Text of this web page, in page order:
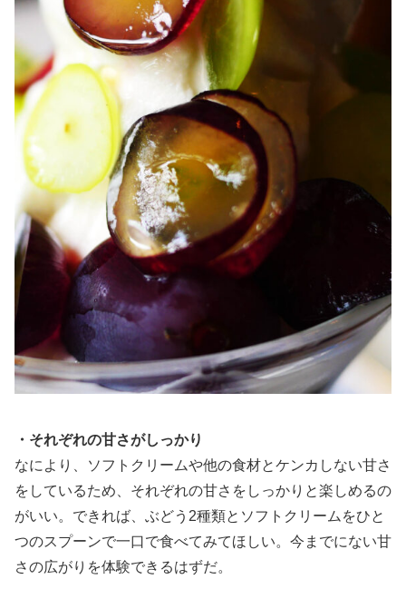
・それぞれの甘さがしっかり
なにより、ソフトクリームや他の食材とケンカしない甘さ
をしているため、それぞれの甘さをしっかりと楽しめるの
がいい。できれば、ぶどう2種類とソフトクリームをひと
つのスプーンで一口で食べてみてほしい。今までにない甘
さの広がりを体験できるはずだ。